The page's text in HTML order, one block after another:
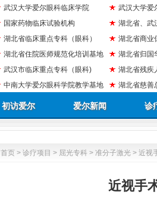
武汉大学爱尔眼科临床学院
国家药物临床试验机构
湖北省临床重点专科（眼科）
湖北省住院医师规范化培训基地
武汉市临床重点专科（眼科)
中南大学爱尔眼科学院教学基地
武汉大学爱
湖北省、武
湖北省商业
湖北省归国
湖北省残疾
湖北省慈善
初访爱尔 爱尔新闻 诊
首页 > 诊疗项目 > 屈光专科 > 准分子激光 > 近视
近视手